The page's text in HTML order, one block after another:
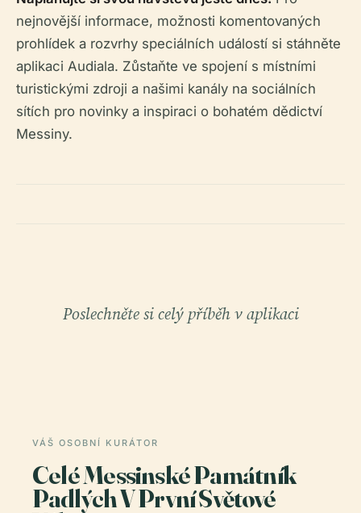
nejnovější informace, možnosti komentovaných
prohlídek a rozvrhy speciálních událostí si stáhněte
aplikaci Audiala. Zůstaňte ve spojení s místními
turistickými zdroji a našimi kanály na sociálních
sítích pro novinky a inspiraci o bohatém dědictví
Messiny.
Poslechněte si celý příběh v aplikaci
VÁŠ OSOBNÍ KURÁTOR
Celé Messinské Památník
Padlých V První Světové